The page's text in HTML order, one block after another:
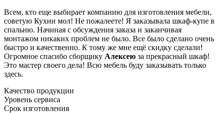
Всем, кто еще выбирает компанию для изготовления мебели,
советую Кухни мол! Не пожалеете! Я заказывала шкаф-купе в
спальню. Начиная с обсуждения заказа и заканчивая
монтажом никаких проблем не было. Все было сделано очень
быстро и качественно. К тому же мне ещё скидку сделали!
Огромное спасибо сборщику Алексею за прекрасный шкаф!
Это мастер своего дела! Всю мебель буду заказывать только
здесь.
Качество продукции
Уровень сервиса
Срок изготовления